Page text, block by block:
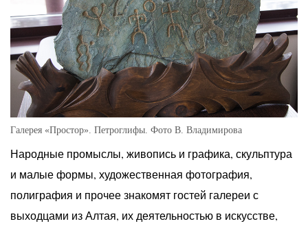
Галерея «Простор». Петроглифы. Фото В. Владимирова
Народные промыслы, живопись и графика, скульптура
и малые формы, художественная фотография,
полиграфия и прочее знакомят гостей галереи с
выходцами из Алтая, их деятельностью в искусстве,